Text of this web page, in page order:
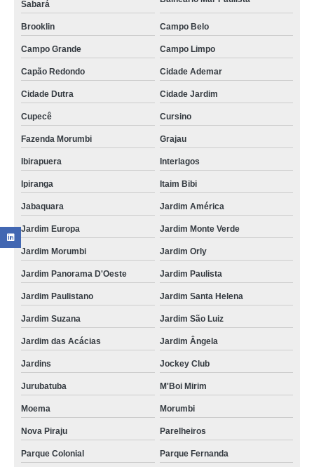
Sabará
Brooklin Campo Belo
Campo Grande Campo Limpo
Capão Redondo Cidade Ademar
Cidade Dutra Cidade Jardim
Cupecê Cursino
Fazenda Morumbi Grajau
Ibirapuera Interlagos
Ipiranga Itaim Bibi
Jabaquara Jardim América
Jardim Europa Jardim Monte Verde
Jardim Morumbi Jardim Orly
Jardim Panorama D'Oeste Jardim Paulista
Jardim Paulistano Jardim Santa Helena
Jardim Suzana Jardim São Luiz
Jardim das Acácias Jardim Ângela
Jardins Jockey Club
Jurubatuba M'Boi Mirim
Moema Morumbi
Nova Piraju Parelheiros
Parque Colonial Parque Fernanda